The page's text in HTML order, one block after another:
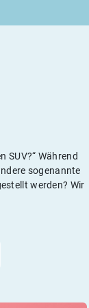
SUV?“ Während
sogenannte
werden? Wir